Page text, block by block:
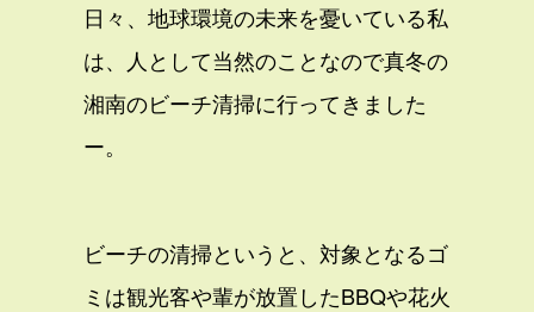
日々、地球環境の未来を憂いている私
は、人として当然のことなので真冬の
湘南のビーチ清掃に行ってきました
ー。
ビーチの清掃というと、対象となるゴ
ミは観光客や輩が放置したBBQや花火